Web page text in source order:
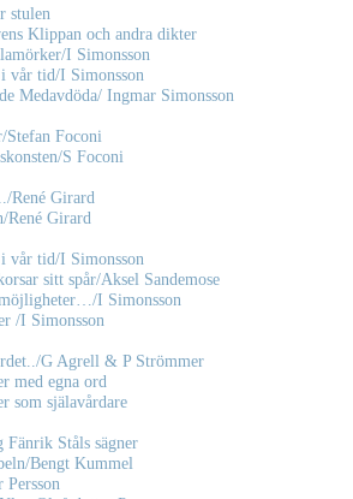
stulen
Klippan och andra dikter
I Simonsson
vår tid/I Simonsson
Medavdöda/ Ingmar Simonsson
Stefan Foconi
S Foconi
René Girard
René Girard
vår tid/I Simonsson
sitt spår/Aksel Sandemose
I Simonsson
/I Simonsson
G Agrell & P Strömmer
med egna ord
som själavårdare
Fänrik Ståls sägner
Bengt Kummel